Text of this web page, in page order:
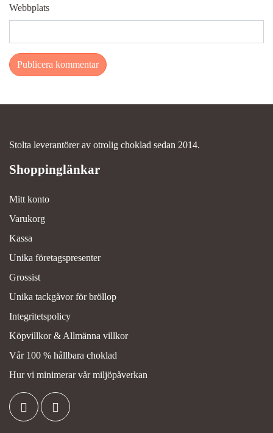
Webbplats
Stolta leverantörer av otrolig choklad sedan 2014.
Mitt konto
Varukorg
Kassa
Unika företagspresenter
Grossist
Unika tackgåvor för bröllop
Integritetspolicy
Köpvillkor & Allmänna villkor
Vår 100 % hållbara choklad
Hur vi minimerar vår miljöpåverkan